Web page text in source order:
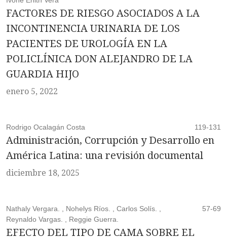
FACTORES DE RIESGO ASOCIADOS A LA
INCONTINENCIA URINARIA DE LOS
PACIENTES DE UROLOGÍA EN LA
POLICLÍNICA DON ALEJANDRO DE LA
GUARDIA HIJO
enero 5, 2022
Rodrigo Ocalagán Costa 119-131
Administración, Corrupción y Desarrollo en
América Latina: una revisión documental
diciembre 18, 2025
Nathaly Vergara. , Nohelys Ríos. , Carlos Solís. ,
Reynaldo Vargas. , Reggie Guerra.
57-69
EFECTO DEL TIPO DE CAMA SOBRE EL